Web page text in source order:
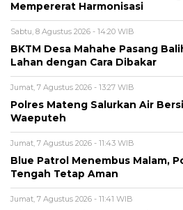
Mempererat Harmonisasi
Sabtu, 8 Agustus 2026 - 14:20 WIB
BKTM Desa Mahahe Pasang
Lahan dengan Cara Dibakar
Jumat, 7 Agustus 2026 - 13:27 WIB
Polres Mateng Salurkan Air
Waeputeh
Jumat, 7 Agustus 2026 - 11:43 WIB
Blue Patrol Menembus Malam,
Tengah Tetap Aman
Jumat, 7 Agustus 2026 - 11:41 WIB